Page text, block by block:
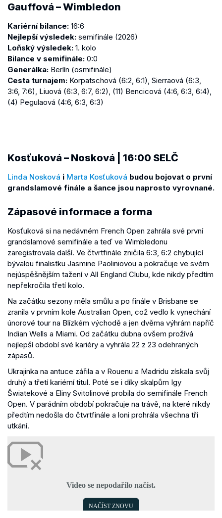
Gauffová – Wimbledon
Kariérní bilance: 16:6
Nejlepší výsledek: semifinále (2026)
Loňský výsledek: 1. kolo
Bilance v semifinále: 0:0
Generálka: Berlín (osmifinále)
Cesta turnajem: Korpatschová (6:2, 6:1), Sierraová (6:3,
3:6, 7:6), Liuová (6:3, 6:7, 6:2), (11) Bencicová (4:6, 6:3, 6:4),
(4) Pegulaová (4:6, 6:3, 6:3)
Kosťuková – Nosková | 16:00 SELČ
Linda Nosková i Marta Kosťuková budou bojovat o první
grandslamové finále a šance jsou naprosto vyrovnané.
Zápasové informace a forma
Kosťuková si na nedávném French Open zahrála své první
grandslamové semifinále a teď ve Wimbledonu
zaregistrovala další. Ve čtvrtfinále zničila 6:3, 6:2 chybující
bývalou finalistku Jasmine Paoliniovou a pokračuje ve svém
nejúspěšnějším tažení v All England Clubu, kde nikdy předtím
nepřekročila třetí kolo.
Na začátku sezony měla smůlu a po finále v Brisbane se
zranila v prvním kole Australian Open, což vedlo k vynechání
únorové tour na Blízkém východě a jen dvěma výhrám napříč
Indian Wells a Miami. Od začátku dubna ovšem prožívá
nejlepší období své kariéry a vyhrála 22 z 23 odehraných
zápasů.
Ukrajinka na antuce zářila a v Rouenu a Madridu získala svůj
druhý a třetí kariérní titul. Poté se i díky skalpům Igy
Šwiatekové a Eliny Svitolinové probila do semifinále French
Open. V parádním období pokračuje na trávě, na které nikdy
předtím nedošla do čtvrtfinále a loni prohrála všechna tři
utkání.